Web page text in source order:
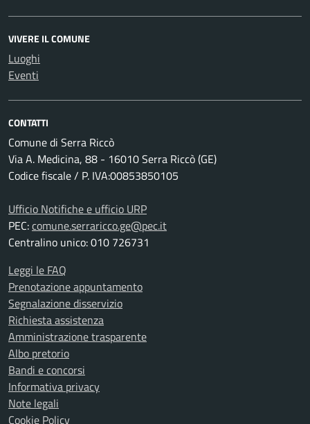
VIVERE IL COMUNE
Luoghi
Eventi
CONTATTI
Comune di Serra Riccò
Via A. Medicina, 88 - 16010 Serra Riccò (GE)
Codice fiscale / P. IVA:00853850105
Ufficio Notifiche e ufficio URP
PEC:comune.serraricco.ge@pec.it
Centralino unico: 010 726731
Leggi le FAQ
Prenotazione appuntamento
Segnalazione disservizio
Richiesta assistenza
Amministrazione trasparente
Albo pretorio
Bandi e concorsi
Informativa privacy
Note legali
Cookie Policy